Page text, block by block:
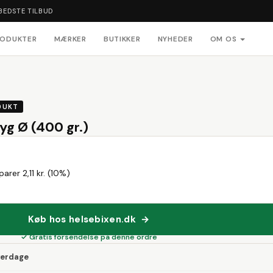
TILBUD
MÆRKER BUTIKKER NYHEDER OM OS
Ø (400 gr.)
2,11 kr. (10%)
Køb hos helsebixen.dk →
✓ Gratis forsendelse på denne ordre